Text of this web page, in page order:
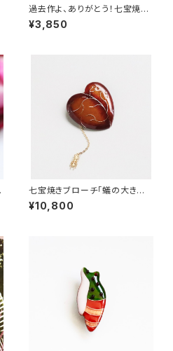
過去作よ、ありがとう！七宝焼き
ブローチ chrysalis
¥3,850
七宝焼きブローチ「蟻の大きな
心臓」
¥10,800